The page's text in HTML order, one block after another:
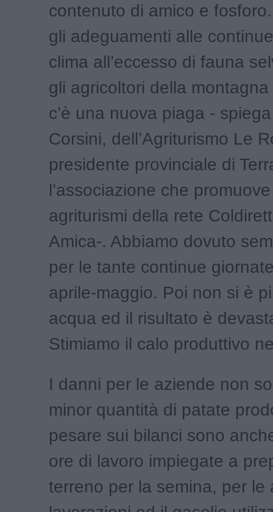
contenuto di amico e
gli adeguamenti alle
clima all’eccesso di fauna
gli agricoltori della
c’è una nuova piaga -
Corsini, dell’Agriturismo Le
presidente provinciale di
l’associazione che
agriturismi della rete
Amica-. Abbiamo dovuto
per le tante continue
aprile-maggio. Poi non si è
acqua ed il risultato è
Stimiamo il calo produttivo
I danni per le aziende non
minor quantità di patate
pesare sui bilanci sono
ore di lavoro impiegate a
terreno per la semina, per le